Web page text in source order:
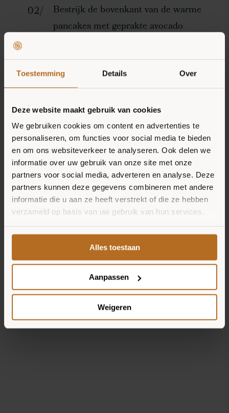
Toestemming Details Over
Deze website maakt gebruik van cookies
We gebruiken cookies om content en advertenties te
personaliseren, om functies voor social media te bieden
en om ons websiteverkeer te analyseren. Ook delen we
informatie over uw gebruik van onze site met onze
partners voor social media, adverteren en analyse. Deze
partners kunnen deze gegevens combineren met andere
informatie die u aan ze heeft verstrekt of die ze hebben
verzameld op basis van uw gebruik van hun services.
Alles toestaan
Aanpassen
Weigeren
Bestrijk de bovenkant van de warme
pancakes met geprakte avocado
Verkruimel de feta en strooi over de
pancakes
Besprenkel met granaatappelpitjes
en chilivlokken
WOULD YOU
RATHER HAVE
SOMETHING ELSE?
RECEPTEN
NIEUWS